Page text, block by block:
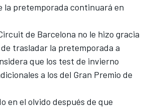
la pretemporada continuará en
de Barcelona no le hizo gracia
trasladar la pretemporada a
que los test de invierno
a los del Gran Premio de
en el olvido después de que